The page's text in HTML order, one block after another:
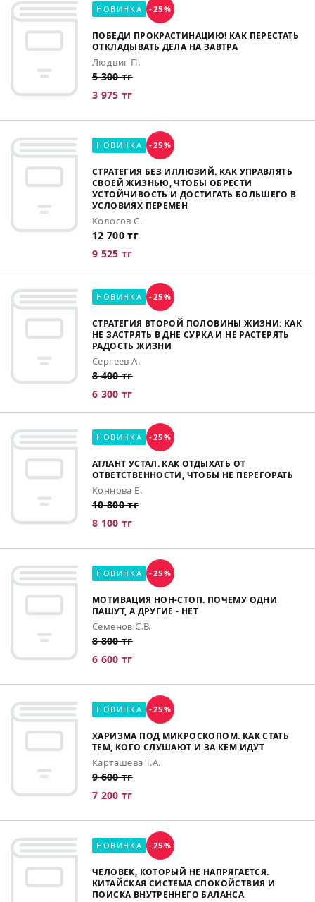
НОВИНКА -25%
ПОБЕДИ ПРОКРАСТИНАЦИЮ! КАК ПЕРЕСТАТЬ
ОТКЛАДЫВАТЬ ДЕЛА НА ЗАВТРА
Людвиг П.
5 300 тг
3 975 тг
НОВИНКА -25%
СТРАТЕГИЯ БЕЗ ИЛЛЮЗИЙ. КАК УПРАВЛЯТЬ
СВОЕЙ ЖИЗНЬЮ, ЧТОБЫ ОБРЕСТИ
УСТОЙЧИВОСТЬ И ДОСТИГАТЬ БОЛЬШЕГО В
УСЛОВИЯХ ПЕРЕМЕН
Колосов С.
12 700 тг
9 525 тг
НОВИНКА -25%
СТРАТЕГИЯ ВТОРОЙ ПОЛОВИНЫ ЖИЗНИ: КАК
НЕ ЗАСТРЯТЬ В ДНЕ СУРКА И НЕ РАСТЕРЯТЬ
РАДОСТЬ ЖИЗНИ
Сергеев А.
8 400 тг
6 300 тг
НОВИНКА -25%
АТЛАНТ УСТАЛ. КАК ОТДЫХАТЬ ОТ
ОТВЕТСТВЕННОСТИ, ЧТОБЫ НЕ ПЕРЕГОРАТЬ
Коннова Е.
10 800 тг
8 100 тг
НОВИНКА -25%
МОТИВАЦИЯ НОН-СТОП. ПОЧЕМУ ОДНИ
ПАШУТ, А ДРУГИЕ - НЕТ
Семенов С.В.
8 800 тг
6 600 тг
НОВИНКА -25%
ХАРИЗМА ПОД МИКРОСКОПОМ. КАК СТАТЬ
ТЕМ, КОГО СЛУШАЮТ И ЗА КЕМ ИДУТ
Карташева Т.А.
9 600 тг
7 200 тг
НОВИНКА -25%
ЧЕЛОВЕК, КОТОРЫЙ НЕ НАПРЯГАЕТСЯ.
КИТАЙСКАЯ СИСТЕМА СПОКОЙСТВИЯ И
ПОИСКА ВНУТРЕННЕГО БАЛАНСА